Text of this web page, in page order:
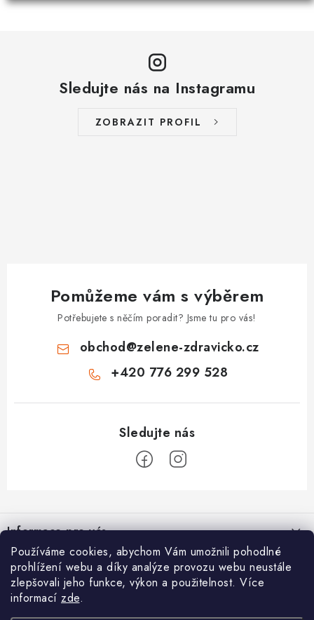
Používáme cookies, abychom Vám umožnili pohodlné
prohlížení webu a díky analýze provozu webu neustále
zlepšovali jeho funkce, výkon a použitelnost. Více
informací zde.
Sledujte nás na Instagramu
ZOBRAZIT PROFIL
Pomůžeme vám s výběrem
Potřebujete s něčím poradit? Jsme tu pro vás!
obchod@zelene-zdravicko.cz
+420 776 299 528
á
pInformace pro vás
Proč nakupovat u nás
Doprava a platba
O nás
Férový věrnostní program
Blog